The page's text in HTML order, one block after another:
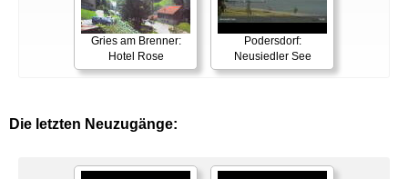
Gries am Brenner:
Hotel Rose
Podersdorf:
Neusiedler See
Die letzten Neuzugänge: